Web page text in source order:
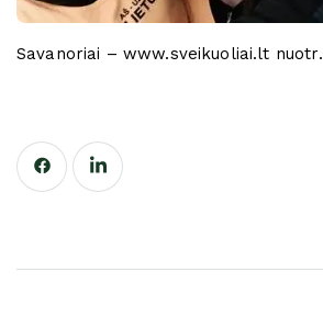
Savanoriai – www.sveikuoliai.lt nuotr.